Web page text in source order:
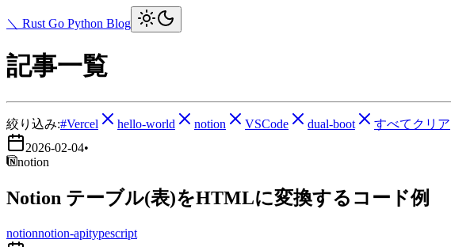
＼ Rust Go Python Blog
記事一覧
絞り込み:#Vercel hello-world notion VSCode dual-boot
すべてクリア
2026-02-04•
notion
Notion テーブル(表)をHTMLに変換するコード例
notionnotion-apitypescript